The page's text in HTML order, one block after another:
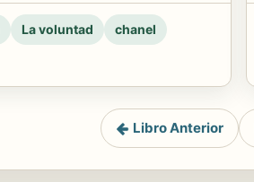
La voluntad
chanel
Libro Anterior